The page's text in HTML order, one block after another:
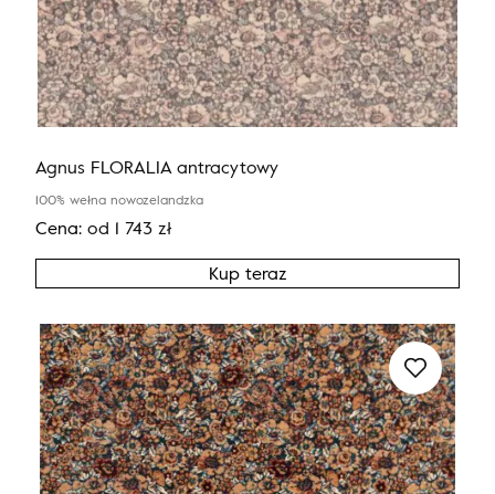
Agnus FLORALIA antracytowy
100% wełna nowozelandzka
Cena: od 1 743 zł
Kup teraz